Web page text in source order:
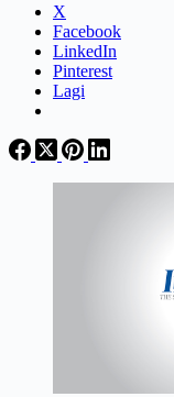
X
Facebook
LinkedIn
Pinterest
Lagi